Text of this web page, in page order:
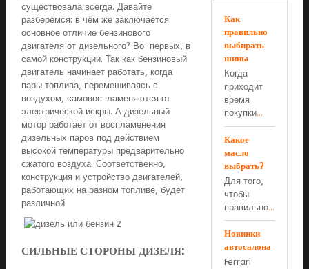
существовала всегда. Давайте
разберёмся: в чём же заключается
основное отличие бензинового
двигателя от дизельного? Во-первых, в
самой конструкции. Так как бензиновый
двигатель начинает работать, когда
пары топлива, перемешиваясь с
воздухом, самовоспламеняются от
электрической искры. А дизельный
мотор работает от воспламенения
дизельных паров под действием
высокой температуры предварительно
сжатого воздуха. Соответственно,
конструкция и устройство двигателей,
работающих на разном топливе, будет
различной.
СИЛЬНЫЕ СТОРОНЫ ДИЗЕЛЯ:
Как
правильно
выбирать
шины
Когда
приходит
время
покупки...
Какое
масло
выбрать?
Для того,
чтобы
правильно...
Новинки
автосалона
Ferrari